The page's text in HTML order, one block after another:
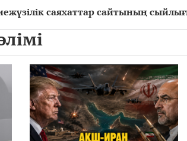
саяхаттар сайтының